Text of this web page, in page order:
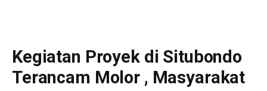
Kegiatan Proyek di Situbondo
Terancam Molor , Masyarakat